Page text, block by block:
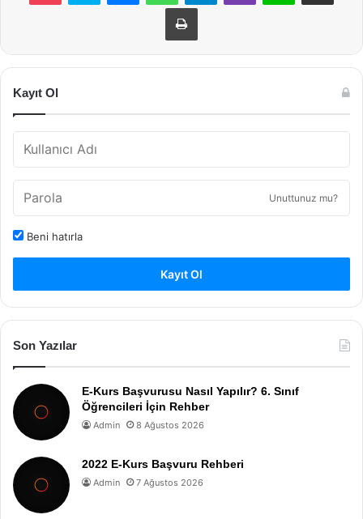
Yazdır
Kayıt Ol
Unuttunuz mu?
Beni hatırla
Kayıt Ol
Son Yazılar
E-Kurs Başvurusu Nasıl Yapılır? 6. Sınıf
Öğrencileri İçin Rehber
Admin 8 Ağustos 2026
2022 E-Kurs Başvuru Rehberi
Admin 7 Ağustos 2026